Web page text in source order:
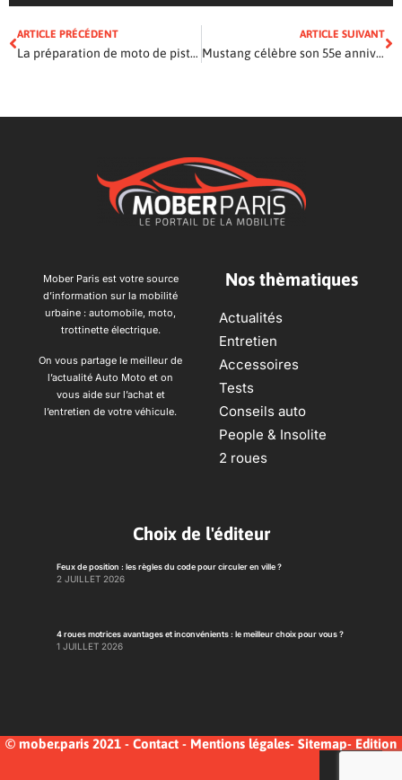
ARTICLE PRÉCÉDENT
La préparation de moto de piste : les clés de la performance
ARTICLE SUIVANT
Mustang célèbre son 55e anniversaire de naissance
Mober Paris est votre source
d’information sur la mobilité
urbaine : automobile, moto,
trottinette électrique.
On vous partage le meilleur de
l’actualité Auto Moto et on
vous aide sur l’achat et
l’entretien de votre véhicule.
Nos thèmatiques
Actualités
Entretien
Accessoires
Tests
Conseils auto
People & Insolite
2 roues
Choix de l'éditeur
Feux de position : les règles du code pour circuler en ville ?
2 JUILLET 2026
4 roues motrices avantages et inconvénients : le meilleur choix pour vous ?
1 JUILLET 2026
© mober.paris 2021 - Contact - Mentions légales- Sitemap- Edition